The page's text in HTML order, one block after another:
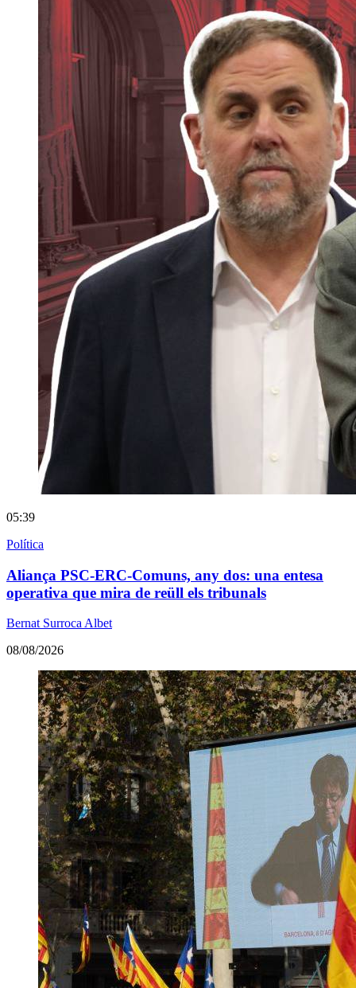
05:39
Política
Aliança PSC-ERC-Comuns, any dos: una entesa
operativa que mira de reüll els tribunals
Bernat Surroca Albet
08/08/2026